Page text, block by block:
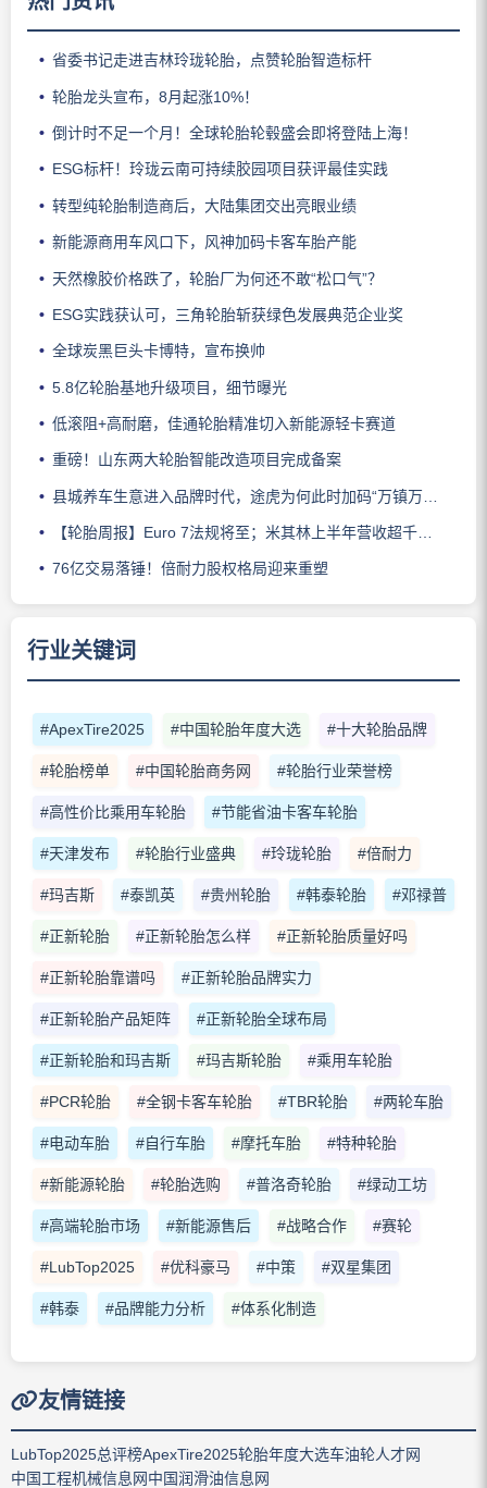
省委书记走进吉林玲珑轮胎，点赞轮胎智造标杆
轮胎龙头宣布，8月起涨10%！
倒计时不足一个月！全球轮胎轮毂盛会即将登陆上海！
ESG标杆！玲珑云南可持续胶园项目获评最佳实践
转型纯轮胎制造商后，大陆集团交出亮眼业绩
新能源商用车风口下，风神加码卡客车胎产能
天然橡胶价格跌了，轮胎厂为何还不敢“松口气”？
ESG实践获认可，三角轮胎斩获绿色发展典范企业奖
全球炭黑巨头卡博特，宣布换帅
5.8亿轮胎基地升级项目，细节曝光
低滚阻+高耐磨，佳通轮胎精准切入新能源轻卡赛道
重磅！山东两大轮胎智能改造项目完成备案
县城养车生意进入品牌时代，途虎为何此时加码“万镇万店”？
【轮胎周报】Euro 7法规将至；米其林上半年营收超千亿；倍耐力上半年盈利稳增；龙星炭黑斩获欧洲近万吨订单
76亿交易落锤！倍耐力股权格局迎来重塑
行业关键词
#ApexTire2025 #中国轮胎年度大选 #十大轮胎品牌
#轮胎榜单 #中国轮胎商务网 #轮胎行业荣誉榜
#高性价比乘用车轮胎 #节能省油卡客车轮胎
#天津发布 #轮胎行业盛典 #玲珑轮胎 #倍耐力
#玛吉斯 #泰凯英 #贵州轮胎 #韩泰轮胎 #邓禄普
#正新轮胎 #正新轮胎怎么样 #正新轮胎质量好吗
#正新轮胎靠谱吗 #正新轮胎品牌实力
#正新轮胎产品矩阵 #正新轮胎全球布局
#正新轮胎和玛吉斯 #玛吉斯轮胎 #乘用车轮胎
#PCR轮胎 #全钢卡客车轮胎 #TBR轮胎 #两轮车胎
#电动车胎 #自行车胎 #摩托车胎 #特种轮胎
#新能源轮胎 #轮胎选购 #普洛奇轮胎 #绿动工坊
#高端轮胎市场 #新能源售后 #战略合作 #赛轮
#LubTop2025 #优科豪马 #中策 #双星集团
#韩泰 #品牌能力分析 #体系化制造
友情链接
LubTop2025总评榜ApexTire2025轮胎年度大选车油轮人才网
中国工程机械信息网中国润滑油信息网